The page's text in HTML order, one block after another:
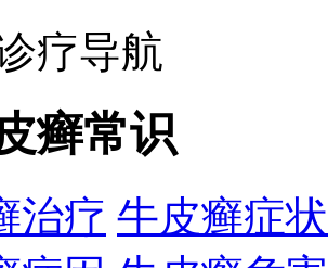
疗导航
癣常识
治疗 牛皮癣症状